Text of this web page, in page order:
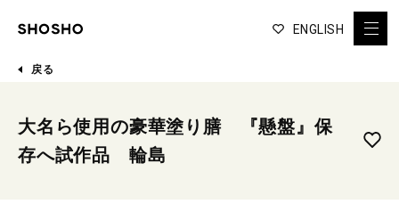
ENGLISH
戻る
大名ら使用の豪華塗り膳 『懸盤』保
存へ試作品 輪島